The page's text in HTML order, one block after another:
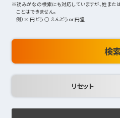
※読みがなの検索にも対応していますが、姓また
ことはできません。
例）× 円どう ○ えんどう or 円堂
検